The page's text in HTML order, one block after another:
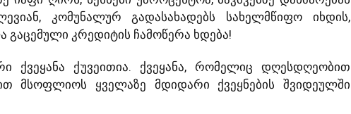
კომუნალურ გადასახადებს სახელმწიფო იხდის,
გაცემული კრედიტის ჩამოწერა ხდება!
ქვეყანა ქუვეითია. ქვეყანა, რომელიც დღესდღეობით
მსოფლიოს ყველაზე მდიდარი ქვეყნების შვიდეულში